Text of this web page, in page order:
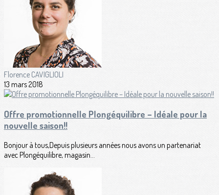
Florence CAVIGLIOLI
13 mars 2018
Offre promotionnelle Plongéquilibre – Idéale pour la
nouvelle saison!!
Bonjour à tous,Depuis plusieurs années nous avons un partenariat
avec Plongéquilibre, magasin...